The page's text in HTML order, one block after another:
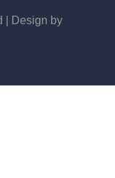
| Design by